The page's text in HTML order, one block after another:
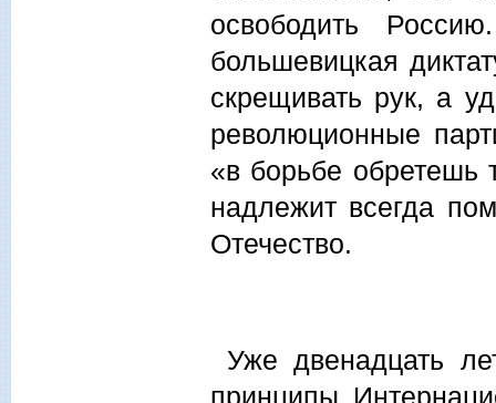
освободить
большевицкая
скрещивать рук, а
революционные
«в борьбе обретешь
надлежит всегда
Отечество.
Уже двенадцать
принципы